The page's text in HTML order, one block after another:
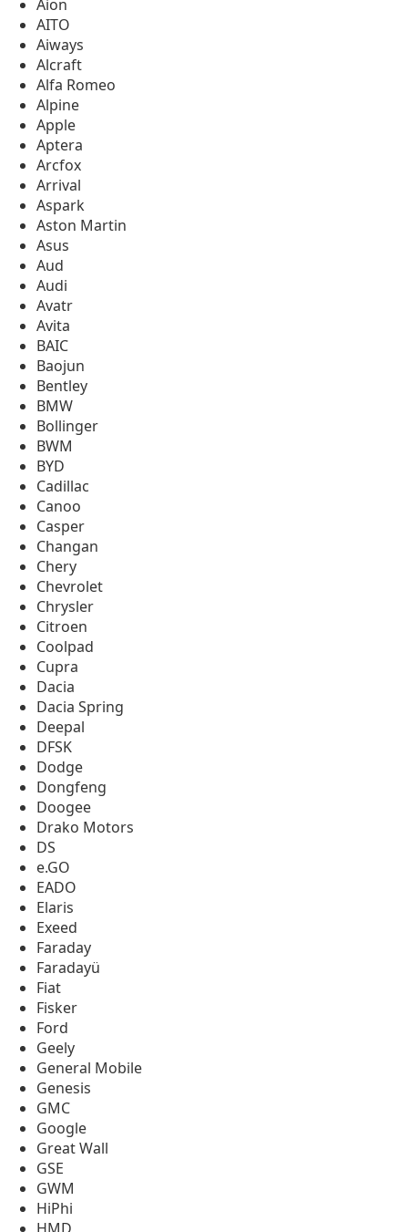
Aion
AITO
Aiways
Alcraft
Alfa Romeo
Alpine
Apple
Aptera
Arcfox
Arrival
Aspark
Aston Martin
Asus
Aud
Audi
Avatr
Avita
BAIC
Baojun
Bentley
BMW
Bollinger
BWM
BYD
Cadillac
Canoo
Casper
Changan
Chery
Chevrolet
Chrysler
Citroen
Coolpad
Cupra
Dacia
Dacia Spring
Deepal
DFSK
Dodge
Dongfeng
Doogee
Drako Motors
DS
e.GO
EADO
Elaris
Exeed
Faraday
Faradayü
Fiat
Fisker
Ford
Geely
General Mobile
Genesis
GMC
Google
Great Wall
GSE
GWM
HiPhi